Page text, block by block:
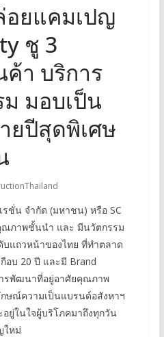
อยแคมเปญ
ชู 3
า บริการ
มอบเป็น
ยปีสุดพิเศษ
รชั่น จำกัด (มหาชน) หรือ SC
ณภาพชั้นนำ และ มีนวัตกรรม
แถวหน้าของไทย ที่ทำตลาด
อบ 20 ปี และมี Brand
รพัฒนาที่อยู่อาศัยคุณภาพ
ษณ์ความเป็นแบรนด์อสังหาฯ
ยู่ในใจผู้บริโภคมาถึงทุกวัน
ใหม่